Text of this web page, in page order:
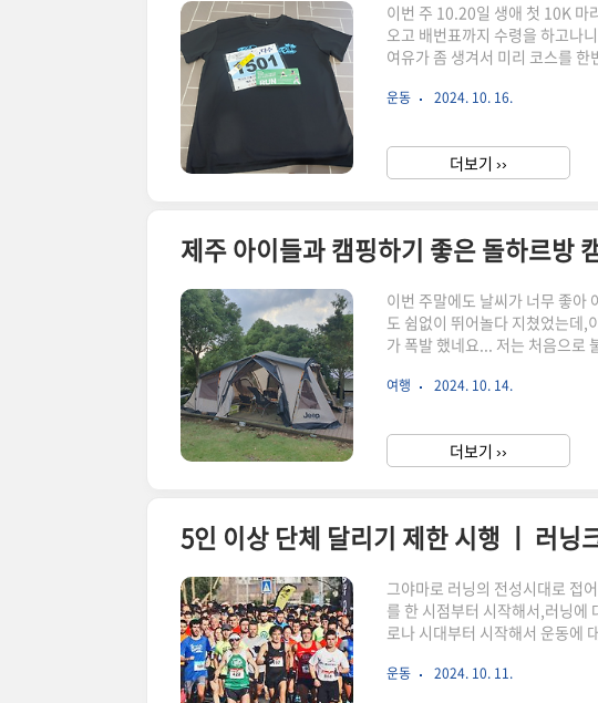
이번 주 10.20일 생애 첫 10K 마
오고 배번표까지 수령을 하고나
여유가 좀 생겨서 미리 코스를
이용할지 이순간에도 고민이 좀
어서 아직도 고민 입니다. 10K 코
그렇게 심하지는 않을 것 같다는
운동 2024. 10. 16.
더보기 ››
제주 아이들과 캠핑하기 좋은 돌하르방
이번 주말에도 날씨가 너무 좋아
도 쉼없이 뛰어놀다 지쳤었는데,
가 폭발 했네요... 저는 처음으로
돌하르방 캠핑장르 가는데는 대
르방 캠핑장 · 제주특별자치도
www.google.com 그래서 전날
여행 2024. 10. 14.
더보기 ››
5인 이상 단체 달리기 제한 시행 ㅣ 러닝
그야마로 러닝의 전성시대로 접
를 한 시점부터 시작해서,러닝에
로나 시대부터 시작해서 운동에
다.최근 문제가 되고 있는 러닝
운동 2024. 10. 11.